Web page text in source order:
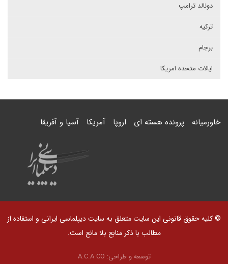
دونالد ترامپ
ترکیه
برجام
ایالات متحده امریکا
خاورمیانه پرونده هسته ای اروپا آمریکا آسیا و آفریقا
© کلیه حقوق قانونی این سایت متعلق به سایت دیپلماسی ایرانی و استفاده از
مطالب با ذکر منابع بلا مانع است.
توسعه و طراحی: A.C.A CO